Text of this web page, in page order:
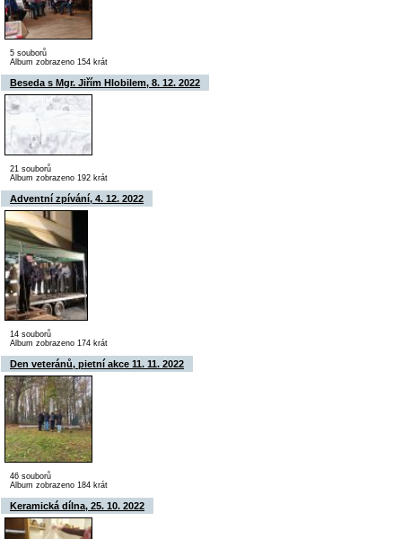
5 souborů
Album zobrazeno 154 krát
Beseda s Mgr. Jiřím Hlobilem, 8. 12. 2022
21 souborů
Album zobrazeno 192 krát
Adventní zpívání, 4. 12. 2022
14 souborů
Album zobrazeno 174 krát
Den veteránů, pietní akce 11. 11. 2022
46 souborů
Album zobrazeno 184 krát
Keramická dílna, 25. 10. 2022